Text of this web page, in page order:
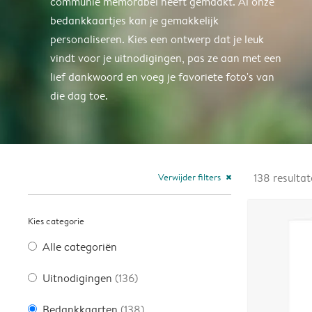
bedankkaartjes kan je gemakkelijk
personaliseren. Kies een ontwerp dat je leuk
vindt voor je uitnodigingen, pas ze aan met een
lief dankwoord en voeg je favoriete foto's van
die dag toe.
Verwijder filters close
Kies categorie
Alle categoriën
Uitnodigingen (136)
138